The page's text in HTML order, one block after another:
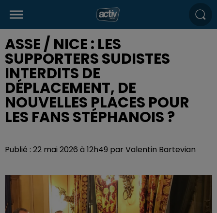
ASSE / NICE : LES
SUPPORTERS SUDISTES
INTERDITS DE
DÉPLACEMENT, DE
NOUVELLES PLACES POUR
LES FANS STÉPHANOIS ?
Publié : 22 mai 2026 à 12h49 par Valentin Bartevian